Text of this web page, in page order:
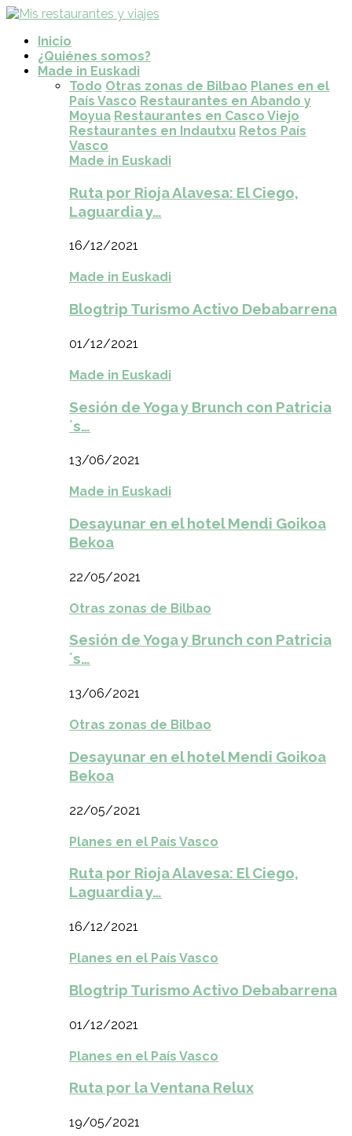
Inicio
¿Quiénes somos?
Made in Euskadi
Todo Otras zonas de Bilbao Planes en el
País Vasco Restaurantes en Abando y
Moyua Restaurantes en Casco Viejo
Restaurantes en Indautxu Retos País
Vasco
Made in Euskadi
Ruta por Rioja Alavesa: El Ciego,
Laguardia y…
16/12/2021
Made in Euskadi
Blogtrip Turismo Activo Debabarrena
01/12/2021
Made in Euskadi
Sesión de Yoga y Brunch con Patricia
´s…
13/06/2021
Made in Euskadi
Desayunar en el hotel Mendi Goikoa
Bekoa
22/05/2021
Otras zonas de Bilbao
Sesión de Yoga y Brunch con Patricia
´s…
13/06/2021
Otras zonas de Bilbao
Desayunar en el hotel Mendi Goikoa
Bekoa
22/05/2021
Planes en el País Vasco
Ruta por Rioja Alavesa: El Ciego,
Laguardia y…
16/12/2021
Planes en el País Vasco
Blogtrip Turismo Activo Debabarrena
01/12/2021
Planes en el País Vasco
Ruta por la Ventana Relux
19/05/2021